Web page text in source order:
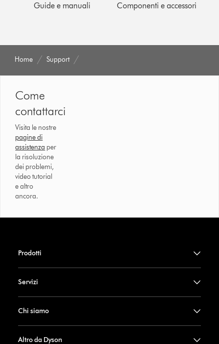
Guide e manuali Componenti e accessori
Home Support
Come
contattarci
Visita le nostre
pagine di
assistenza per
la risoluzione
dei problemi,
video tutorial
e altro
ancora.
Prodotti
Servizi
Chi siamo
Altro da Dyson